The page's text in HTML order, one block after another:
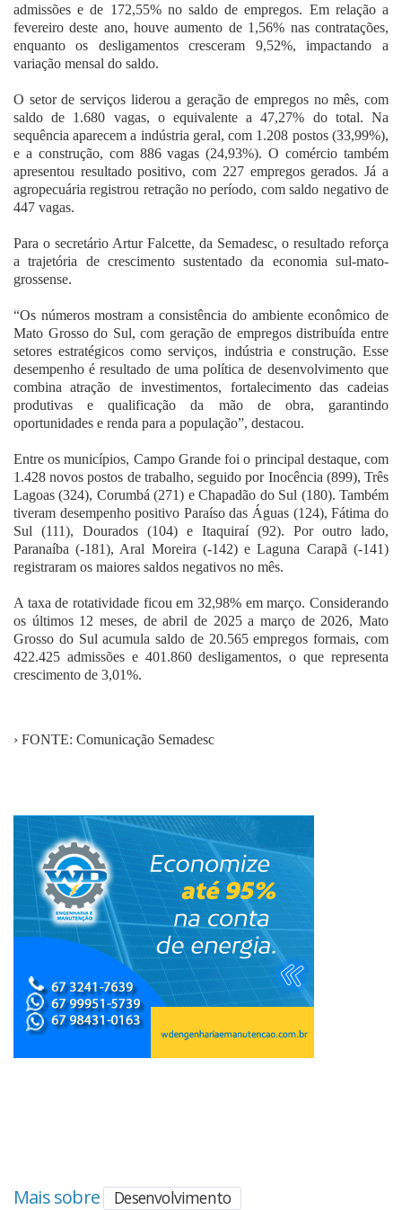
admissões e de 172,55% no saldo de empregos. Em relação a
fevereiro deste ano, houve aumento de 1,56% nas contratações,
enquanto os desligamentos cresceram 9,52%, impactando a
variação mensal do saldo.
O setor de serviços liderou a geração de empregos no mês, com
saldo de 1.680 vagas, o equivalente a 47,27% do total. Na
sequência aparecem a indústria geral, com 1.208 postos (33,99%),
e a construção, com 886 vagas (24,93%). O comércio também
apresentou resultado positivo, com 227 empregos gerados. Já a
agropecuária registrou retração no período, com saldo negativo de
447 vagas.
Para o secretário Artur Falcette, da Semadesc, o resultado reforça
a trajetória de crescimento sustentado da economia sul-mato-
grossense.
“Os números mostram a consistência do ambiente econômico de
Mato Grosso do Sul, com geração de empregos distribuída entre
setores estratégicos como serviços, indústria e construção. Esse
desempenho é resultado de uma política de desenvolvimento que
combina atração de investimentos, fortalecimento das cadeias
produtivas e qualificação da mão de obra, garantindo
oportunidades e renda para a população”, destacou.
Entre os municípios, Campo Grande foi o principal destaque, com
1.428 novos postos de trabalho, seguido por Inocência (899), Três
Lagoas (324), Corumbá (271) e Chapadão do Sul (180). Também
tiveram desempenho positivo Paraíso das Águas (124), Fátima do
Sul (111), Dourados (104) e Itaquiraí (92). Por outro lado,
Paranaíba (-181), Aral Moreira (-142) e Laguna Carapã (-141)
registraram os maiores saldos negativos no mês.
A taxa de rotatividade ficou em 32,98% em março. Considerando
os últimos 12 meses, de abril de 2025 a março de 2026, Mato
Grosso do Sul acumula saldo de 20.565 empregos formais, com
422.425 admissões e 401.860 desligamentos, o que representa
crescimento de 3,01%.
› FONTE: Comunicação Semadesc
Mais sobre Desenvolvimento